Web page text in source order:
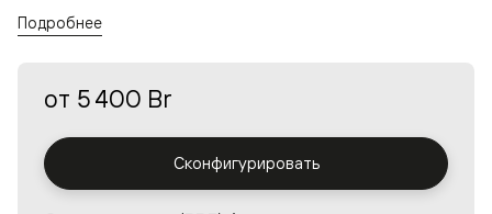
а большой выбор вставок из стекла с различными
решения в интерьере и варьировать освещённость.
Подробнее
от 5 400 Br
Сконфигурировать